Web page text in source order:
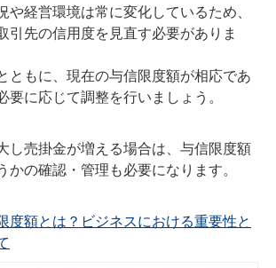
や経営環境は常に変化しているため、
引先の信用度を見直す必要がありま
ともに、現在の与信限度額が相応であ
要に応じて調整を行いましょう。
し売掛金が増える場合は、与信限度額
かの確認・管理も必要になります。
度額とは？ビジネスにおける重要性と